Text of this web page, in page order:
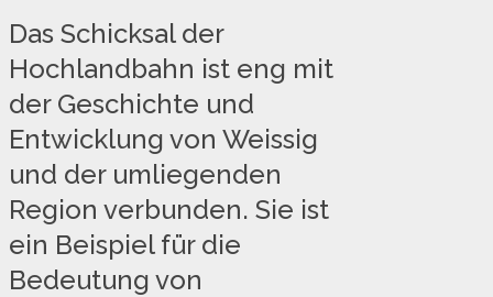
Das Schicksal der
Hochlandbahn ist eng mit
der Geschichte und
Entwicklung von Weissig
und der umliegenden
Region verbunden. Sie ist
ein Beispiel für die
Bedeutung von